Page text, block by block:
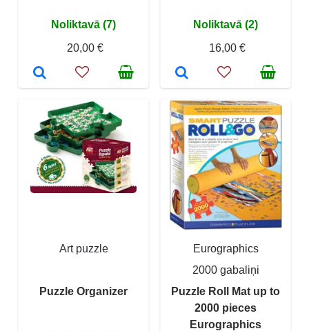
Noliktavā (7)
20,00 €
Noliktavā (2)
16,00 €
Art puzzle
Puzzle Organizer
Eurographics
2000 gabaliņi
Puzzle Roll Mat up to
2000 pieces
Eurographics